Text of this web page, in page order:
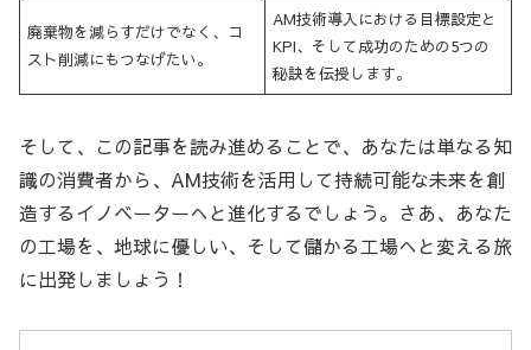
廃棄物を減らすだけでなく、コ
スト削減にもつなげたい。
AM技術導入における目標設定と
KPI、そして成功のための5つの
秘訣を伝授します。
そして、この記事を読み進めることで、あなたは単なる知
識の消費者から、AM技術を活用して持続可能な未来を創
造するイノベーターへと進化するでしょう。さあ、あなた
の工場を、地球に優しい、そして儲かる工場へと変える旅
に出発しましょう！